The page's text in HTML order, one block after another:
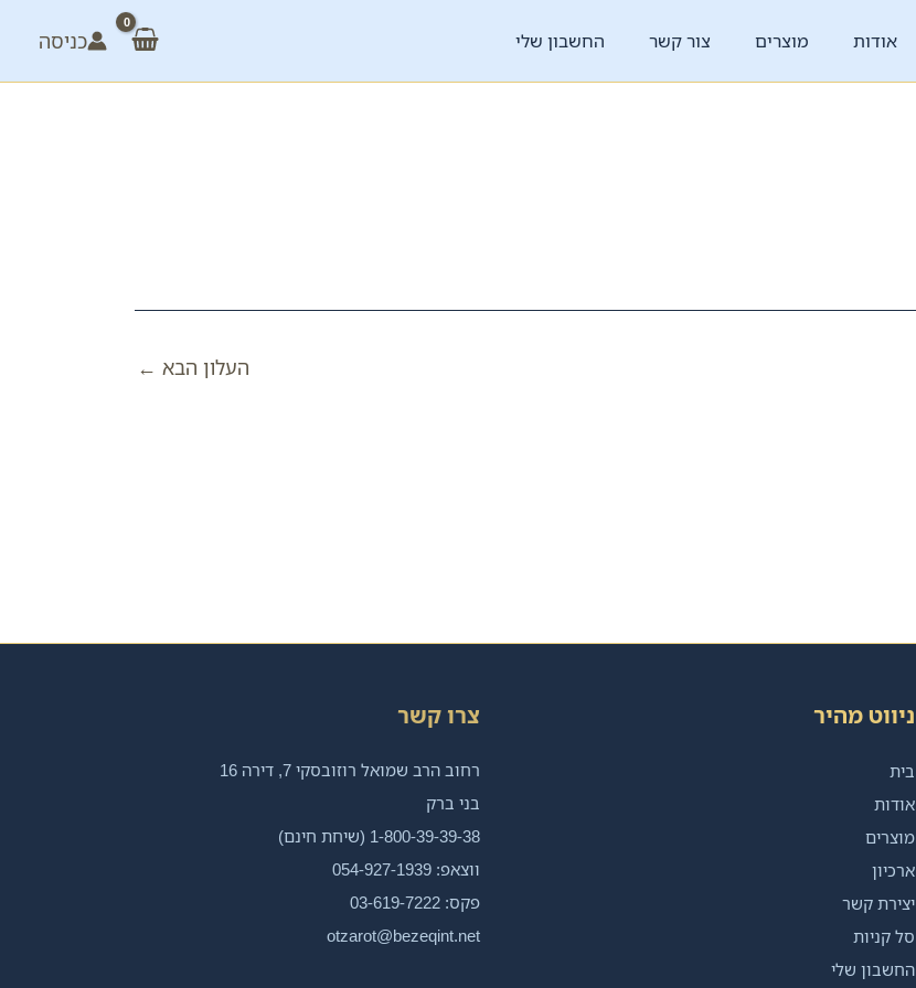
אודות מוצרים צור קשר החשבון שלי כניסה
העלון הבא ←
ניווט מהיר
בית
אודות
מוצרים
ארכיון
יצירת קשר
סל קניות
החשבון שלי
צרו קשר
רחוב הרב שמואל רוזובסקי 7, דירה 16
בני ברק
1-800-39-39-38 (שיחת חינם)
ווצאפ: 054-927-1939
פקס: 03-619-7222
otzarot@bezeqint.net